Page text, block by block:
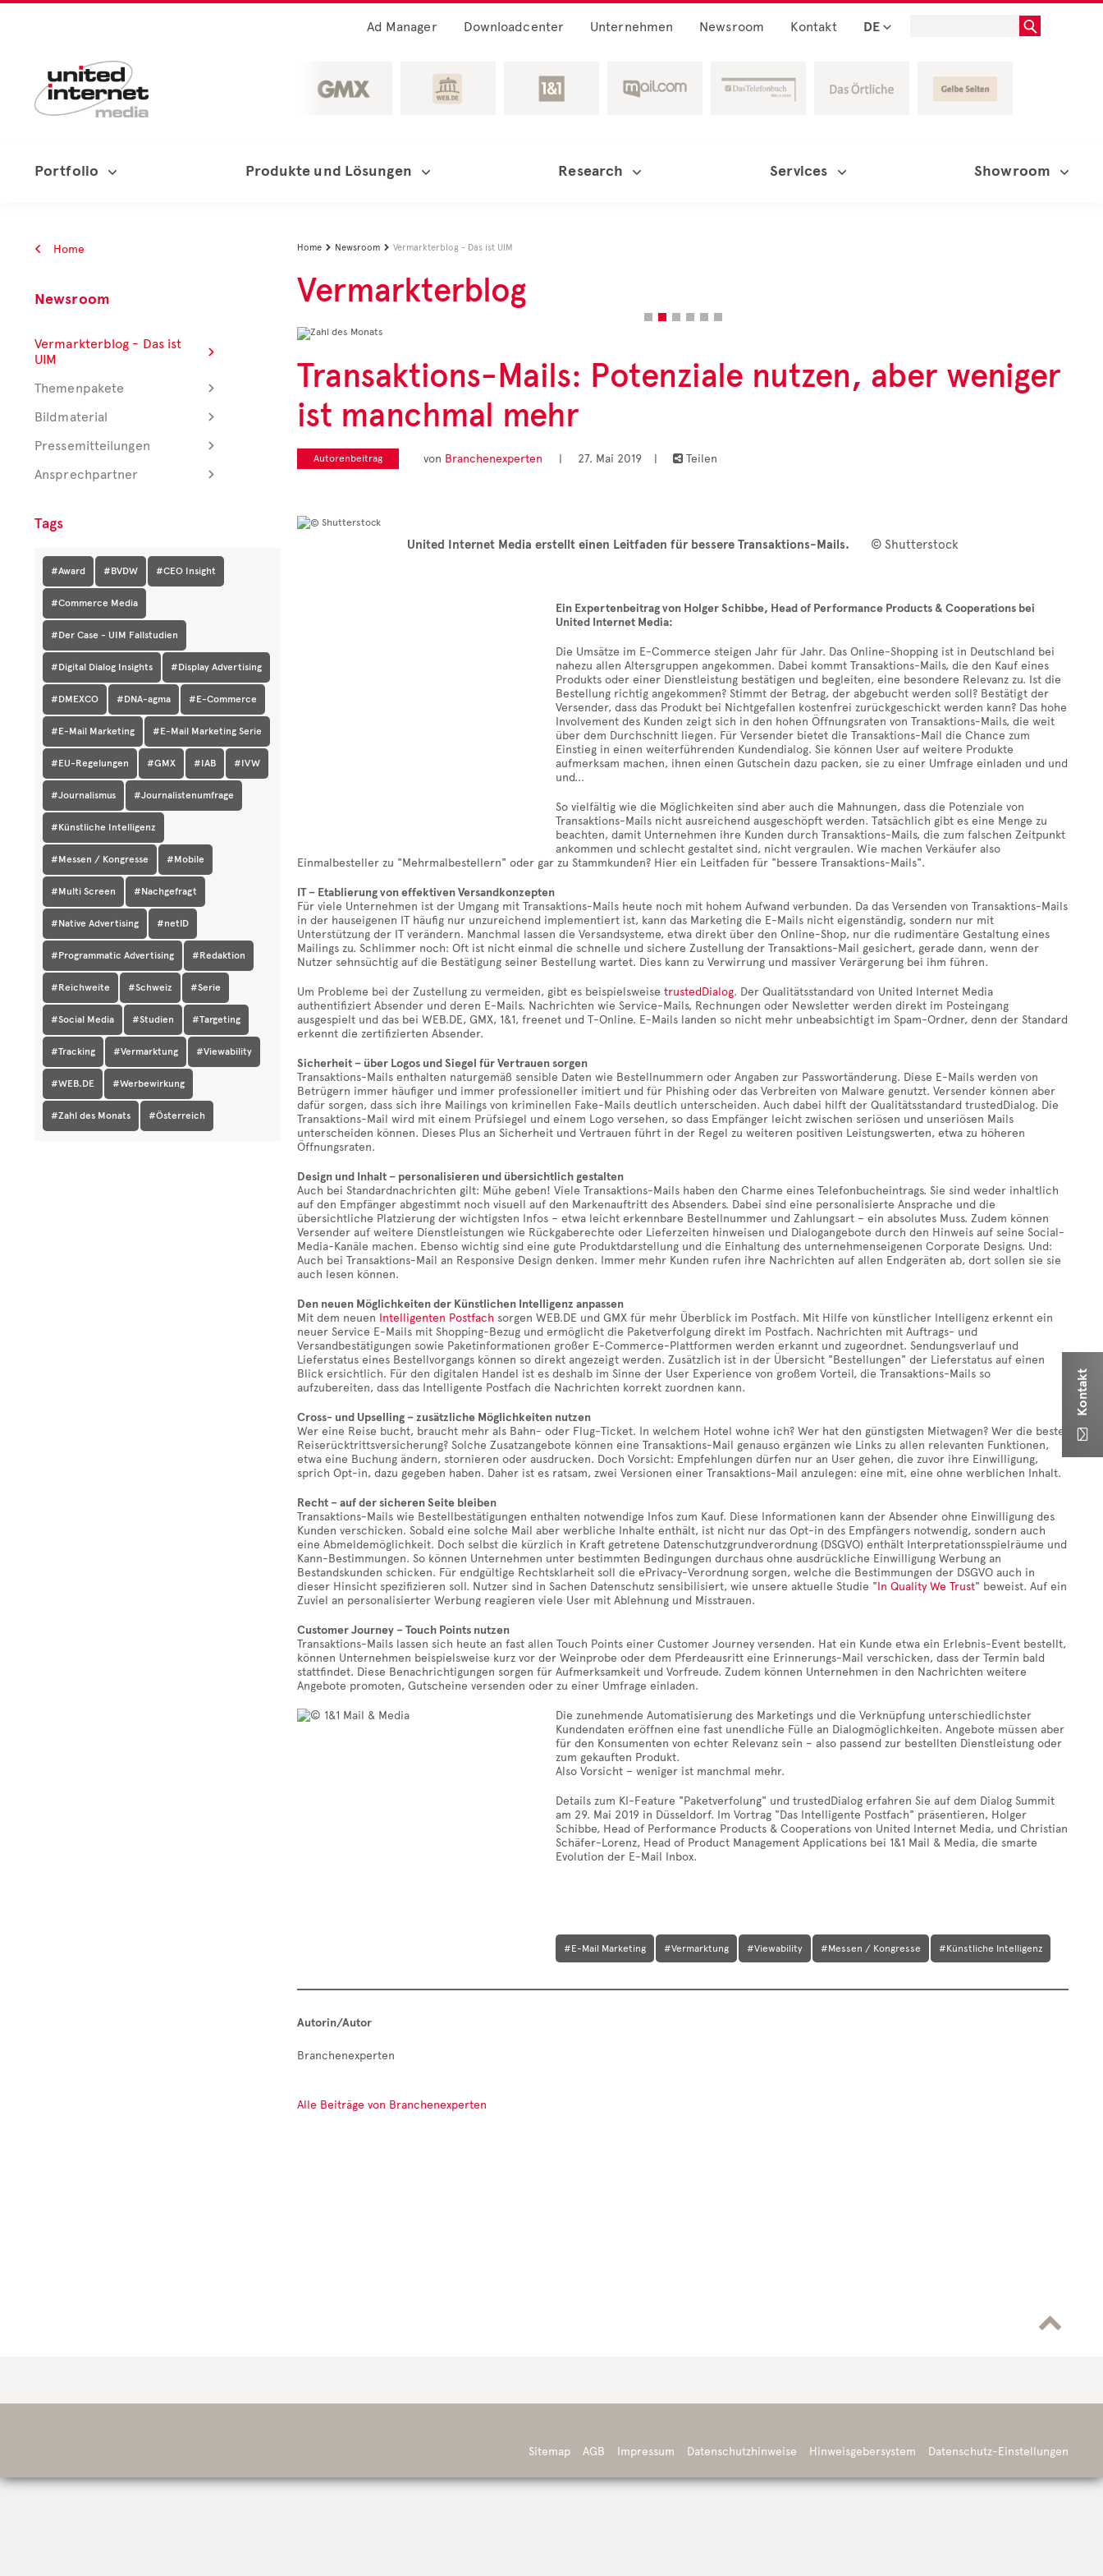
Ad Manager Downloadcenter Unternehmen Newsroom Kontakt DE
Portfolio Produkte und Lösungen Research Services Showroom
Home
Newsroom
Vermarkterblog - Das ist
UIM
Themenpakete
Bildmaterial
Pressemitteilungen
Ansprechpartner
Tags
#Award #BVDW #CEO Insight
#Commerce Media
#Der Case - UIM Fallstudien
#Digital Dialog Insights #Display Advertising
#DMEXCO #DNA-agma #E-Commerce
#E-Mail Marketing #E-Mail Marketing Serie
#EU-Regelungen #GMX #IAB #IVW
#Journalismus #Journalistenumfrage
#Künstliche Intelligenz
#Messen / Kongresse #Mobile
#Multi Screen #Nachgefragt
#Native Advertising #netID
#Programmatic Advertising #Redaktion
#Reichweite #Schweiz #Serie
#Social Media #Studien #Targeting
#Tracking #Vermarktung #Viewability
#WEB.DE #Werbewirkung
#Zahl des Monats #Österreich
Home  Newsroom  Vermarkterblog - Das ist UIM
Vermarkterblog
ZAHL DES MONATS
Unter der Rubrik
wir interessante Studien
und deren Ergebnisse vor.
Zur aktuellen Zahl des Monats
Transaktions-Mails: Potenziale nutzen, aber weniger
ist manchmal mehr
Autorenbeitrag von Branchenexperten | 27. Mai 2019 |  Teilen
United Internet Media erstellt einen Leitfaden für bessere Transaktions-Mails. © Shutterstock
Ein Expertenbeitrag von Holger Schibbe, Head of Performance Products & Cooperations bei
United Internet Media:
Die Umsätze im E-Commerce steigen Jahr für Jahr. Das Online-Shopping ist in Deutschland bei
nahezu allen Altersgruppen angekommen. Dabei kommt Transaktions-Mails, die den Kauf eines
Produkts oder einer Dienstleistung bestätigen und begleiten, eine besondere Relevanz zu. Ist die
Bestellung richtig angekommen? Stimmt der Betrag, der abgebucht werden soll? Bestätigt der
Versender, dass das Produkt bei Nichtgefallen kostenfrei zurückgeschickt werden kann? Das hohe
Involvement des Kunden zeigt sich in den hohen Öffnungsraten von Transaktions-Mails, die weit
über dem Durchschnitt liegen. Für Versender bietet die Transaktions-Mail die Chance zum
Einstieg in einen weiterführenden Kundendialog. Sie können User auf weitere Produkte
aufmerksam machen, ihnen einen Gutschein dazu packen, sie zu einer Umfrage einladen und und
und...
So vielfältig wie die Möglichkeiten sind aber auch die Mahnungen, dass die Potenziale von
Transaktions-Mails nicht ausreichend ausgeschöpft werden. Tatsächlich gibt es eine Menge zu
beachten, damit Unternehmen ihre Kunden durch Transaktions-Mails, die zum falschen Zeitpunkt
ankommen und schlecht gestaltet sind, nicht vergraulen. Wie machen Verkäufer also
Einmalbesteller zu "Mehrmalbestellern" oder gar zu Stammkunden? Hier ein Leitfaden für "bessere Transaktions-Mails".
IT – Etablierung von effektiven Versandkonzepten
Für viele Unternehmen ist der Umgang mit Transaktions-Mails heute noch mit hohem Aufwand verbunden. Da das Versenden von Transaktions-Mails
in der hauseigenen IT häufig nur unzureichend implementiert ist, kann das Marketing die E-Mails nicht eigenständig, sondern nur mit
Unterstützung der IT verändern. Manchmal lassen die Versandsysteme, etwa direkt über den Online-Shop, nur die rudimentäre Gestaltung eines
Mailings zu. Schlimmer noch: Oft ist nicht einmal die schnelle und sichere Zustellung der Transaktions-Mail gesichert, gerade dann, wenn der
Nutzer sehnsüchtig auf die Bestätigung seiner Bestellung wartet. Dies kann zu Verwirrung und massiver Verärgerung bei ihm führen.
Um Probleme bei der Zustellung zu vermeiden, gibt es beispielsweise trustedDialog. Der Qualitätsstandard von United Internet Media
authentifiziert Absender und deren E-Mails. Nachrichten wie Service-Mails, Rechnungen oder Newsletter werden direkt im Posteingang
ausgespielt und das bei WEB.DE, GMX, 1&1, freenet und T-Online. E-Mails landen so nicht mehr unbeabsichtigt im Spam-Ordner, denn der Standard
erkennt die zertifizierten Absender.
Sicherheit – über Logos und Siegel für Vertrauen sorgen
Transaktions-Mails enthalten naturgemäß sensible Daten wie Bestellnummern oder Angaben zur Passwortänderung. Diese E-Mails werden von
Betrügern immer häufiger und immer professioneller imitiert und für Phishing oder das Verbreiten von Malware genutzt. Versender können aber
dafür sorgen, dass sich ihre Mailings von kriminellen Fake-Mails deutlich unterscheiden. Auch dabei hilft der Qualitätsstandard trustedDialog. Die
Transaktions-Mail wird mit einem Prüfsiegel und einem Logo versehen, so dass Empfänger leicht zwischen seriösen und unseriösen Mails
unterscheiden können. Dieses Plus an Sicherheit und Vertrauen führt in der Regel zu weiteren positiven Leistungswerten, etwa zu höheren
Öffnungsraten.
Design und Inhalt – personalisieren und übersichtlich gestalten
Auch bei Standardnachrichten gilt: Mühe geben! Viele Transaktions-Mails haben den Charme eines Telefonbucheintrags. Sie sind weder inhaltlich
auf den Empfänger abgestimmt noch visuell auf den Markenauftritt des Absenders. Dabei sind eine personalisierte Ansprache und die
übersichtliche Platzierung der wichtigsten Infos – etwa leicht erkennbare Bestellnummer und Zahlungsart – ein absolutes Muss. Zudem können
Versender auf weitere Dienstleistungen wie Rückgaberechte oder Lieferzeiten hinweisen und Dialogangebote durch den Hinweis auf seine Social-
Media-Kanäle machen. Ebenso wichtig sind eine gute Produktdarstellung und die Einhaltung des unternehmenseigenen Corporate Designs. Und:
Auch bei Transaktions-Mail an Responsive Design denken. Immer mehr Kunden rufen ihre Nachrichten auf allen Endgeräten ab, dort sollen sie sie
auch lesen können.
Den neuen Möglichkeiten der Künstlichen Intelligenz anpassen
Mit dem neuen Intelligenten Postfach sorgen WEB.DE und GMX für mehr Überblick im Postfach. Mit Hilfe von künstlicher Intelligenz erkennt ein
neuer Service E-Mails mit Shopping-Bezug und ermöglicht die Paketverfolgung direkt im Postfach. Nachrichten mit Auftrags- und
Versandbestätigungen sowie Paketinformationen großer E-Commerce-Plattformen werden erkannt und zugeordnet. Sendungsverlauf und
Lieferstatus eines Bestellvorgangs können so direkt angezeigt werden. Zusätzlich ist in der Übersicht "Bestellungen" der Lieferstatus auf einen
Blick ersichtlich. Für den digitalen Handel ist es deshalb im Sinne der User Experience von großem Vorteil, die Transaktions-Mails so
aufzubereiten, dass das Intelligente Postfach die Nachrichten korrekt zuordnen kann.
Cross- und Upselling – zusätzliche Möglichkeiten nutzen
Wer eine Reise bucht, braucht mehr als Bahn- oder Flug-Ticket. In welchem Hotel wohne ich? Wer hat den günstigsten Mietwagen? Wer die beste
Reiserücktrittsversicherung? Solche Zusatzangebote können eine Transaktions-Mail genauso ergänzen wie Links zu allen relevanten Funktionen,
etwa eine Buchung ändern, stornieren oder ausdrucken. Doch Vorsicht: Empfehlungen dürfen nur an User gehen, die zuvor ihre Einwilligung,
sprich Opt-in, dazu gegeben haben. Daher ist es ratsam, zwei Versionen einer Transaktions-Mail anzulegen: eine mit, eine ohne werblichen Inhalt.
Recht – auf der sicheren Seite bleiben
Transaktions-Mails wie Bestellbestätigungen enthalten notwendige Infos zum Kauf. Diese Informationen kann der Absender ohne Einwilligung des
Kunden verschicken. Sobald eine solche Mail aber werbliche Inhalte enthält, ist nicht nur das Opt-in des Empfängers notwendig, sondern auch
eine Abmeldemöglichkeit. Doch selbst die kürzlich in Kraft getretene Datenschutzgrundverordnung (DSGVO) enthält Interpretationsspielräume und
Kann-Bestimmungen. So können Unternehmen unter bestimmten Bedingungen durchaus ohne ausdrückliche Einwilligung Werbung an
Bestandskunden schicken. Für endgültige Rechtsklarheit soll die ePrivacy-Verordnung sorgen, welche die Bestimmungen der DSGVO auch in
dieser Hinsicht spezifizieren soll. Nutzer sind in Sachen Datenschutz sensibilisiert, wie unsere aktuelle Studie "In Quality We Trust" beweist. Auf ein
Zuviel an personalisierter Werbung reagieren viele User mit Ablehnung und Misstrauen.
Customer Journey – Touch Points nutzen
Transaktions-Mails lassen sich heute an fast allen Touch Points einer Customer Journey versenden. Hat ein Kunde etwa ein Erlebnis-Event bestellt,
können Unternehmen beispielsweise kurz vor der Weinprobe oder dem Pferdeausritt eine Erinnerungs-Mail verschicken, dass der Termin bald
stattfindet. Diese Benachrichtigungen sorgen für Aufmerksamkeit und Vorfreude. Zudem können Unternehmen in den Nachrichten weitere
Angebote promoten, Gutscheine versenden oder zu einer Umfrage einladen.
Die zunehmende Automatisierung des Marketings und die Verknüpfung unterschiedlichster
Kundendaten eröffnen eine fast unendliche Fülle an Dialogmöglichkeiten. Angebote müssen aber
für den Konsumenten von echter Relevanz sein – also passend zur bestellten Dienstleistung oder
zum gekauften Produkt.
Also Vorsicht – weniger ist manchmal mehr.
Details zum KI-Feature "Paketverfolung" und trustedDialog erfahren Sie auf dem Dialog Summit
am 29. Mai 2019 in Düsseldorf. Im Vortrag "Das Intelligente Postfach" präsentieren, Holger
Schibbe, Head of Performance Products & Cooperations von United Internet Media, und Christian
Schäfer-Lorenz, Head of Product Management Applications bei 1&1 Mail & Media, die smarte
Evolution der E-Mail Inbox.
#E-Mail Marketing #Vermarktung #Viewability #Messen / Kongresse #Künstliche Intelligenz
Autorin/Autor
Branchenexperten
Alle Beiträge von Branchenexperten

Kontakt

Sitemap AGB Impressum Datenschutzhinweise Hinweisgebersystem Datenschutz-Einstellungen